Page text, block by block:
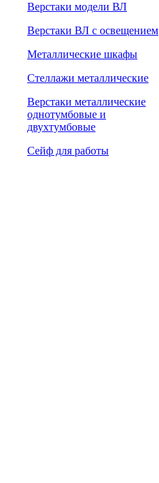
Верстаки модели ВЛ
Верстаки ВЛ с освещением
Металлические шкафы
Стеллажи металлические
Верстаки металлические
однотумбовые и
двухтумбовые
Сейф для работы